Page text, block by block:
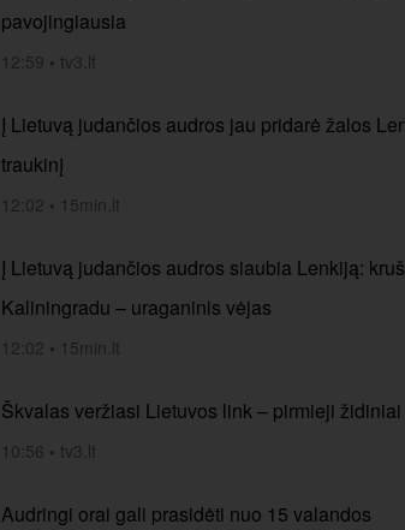
pavojingiausia
12:59 • tv3.lt
Į Lietuvą judančios audros jau pridarė žalos
traukinį
12:02 • 15min.lt
Į Lietuvą judančios audros siaubia Lenkiją:
Kaliningradu – uraganinis vėjas
12:02 • 15min.lt
Škvalas veržiasi Lietuvos link – pirmieji
10:56 • tv3.lt
Audringi orai gali prasidėti nuo 15 valandos